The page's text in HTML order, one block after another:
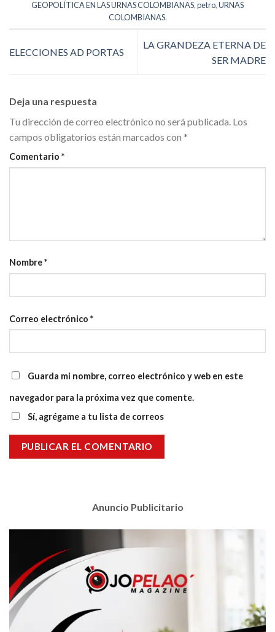
GEOPOLÍTICA EN LAS URNAS COLOMBIANAS,petro,URNAS
COLOMBIANAS.
ELECCIONES AD PORTAS
LA GRANDEZA ETERNA DE
SER MADRE
Deja una respuesta
Tu dirección de correo electrónico no será publicada. Los
campos obligatorios están marcados con *
Comentario *
Nombre*
Correo electrónico *
Guarda mi nombre, correo electrónico y web en este
navegador para la próxima vez que comente.
Sí, agrégame a tu lista de correos
Anuncio Publicitario